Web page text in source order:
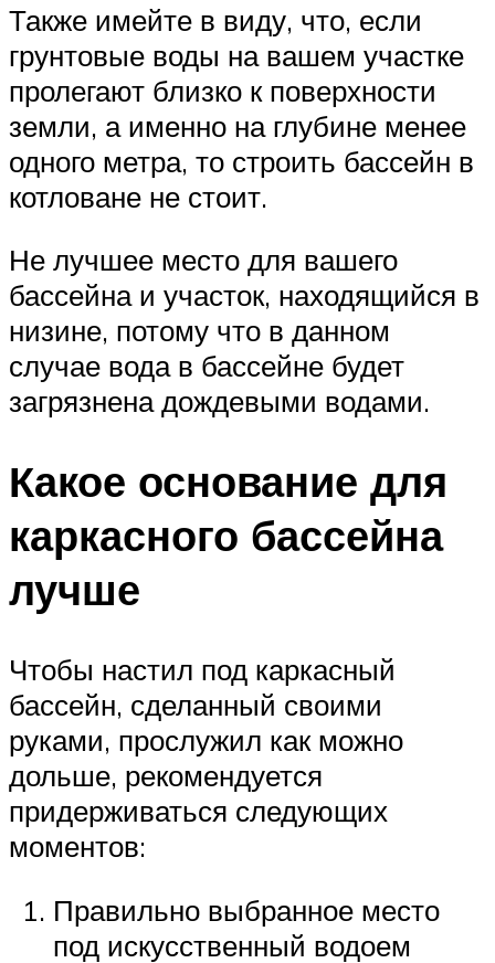
Также имейте в виду, что, если
грунтовые воды на вашем участке
пролегают близко к поверхности
земли, а именно на глубине менее
одного метра, то строить бассейн в
котловане не стоит.
Не лучшее место для вашего
бассейна и участок, находящийся в
низине, потому что в данном
случае вода в бассейне будет
загрязнена дождевыми водами.
Какое основание для
каркасного бассейна
лучше
Чтобы настил под каркасный
бассейн, сделанный своими
руками, прослужил как можно
дольше, рекомендуется
придерживаться следующих
моментов:
Правильно выбранное место
под искусственный водоем